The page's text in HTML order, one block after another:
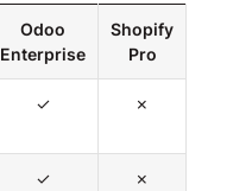
Odoo
Enterprise
Shopify
Pro
✓ ✗
✓ ✗